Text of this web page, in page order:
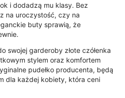
i dodadzą mu klasy. Bez
na uroczystość, czy na
buty sprawią, że
swojej garderoby złote czółenka
stylem oraz komfortem
pudełko producenta, będą
dla każdej kobiety, która ceni